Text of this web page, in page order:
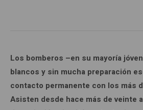
Los bomberos –en su mayoría
blancos y sin mucha preparación
contacto permanente con los más
Asisten desde hace más de veinte